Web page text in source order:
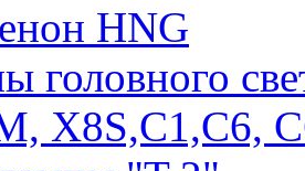
HNG
головного
X8S,С1,С6,